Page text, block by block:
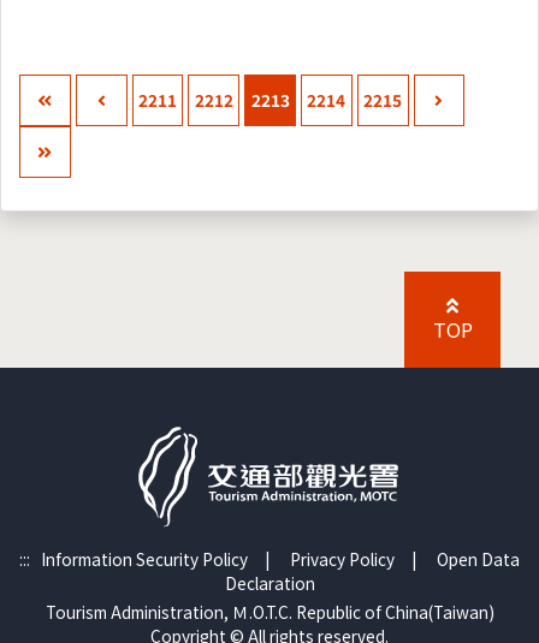
2211 2212 2213 2214 2215
TOP
::: Information Security Policy | Privacy Policy | Open Data
Declaration
Tourism Administration, Ｍ.O.T.C. Republic of China(Taiwan)
Copyright © All rights reserved.